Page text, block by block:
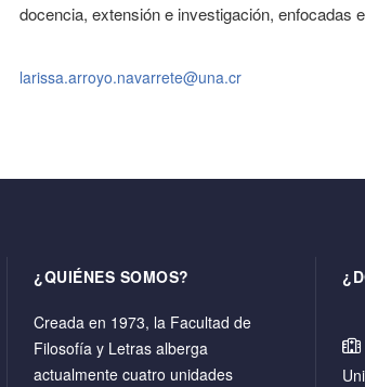
docencia, extensión e investigación, enfocadas
larissa.arroyo.navarrete@una.cr
¿QUIÉNES SOMOS?
Creada en 1973, la Facultad de
Filosofía y Letras alberga
actualmente cuatro unidades